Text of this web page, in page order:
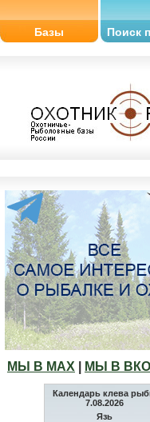
Базы Поиск
МЫ В МАХ МЫ В
Календарь клева
7.08.2026
Язь